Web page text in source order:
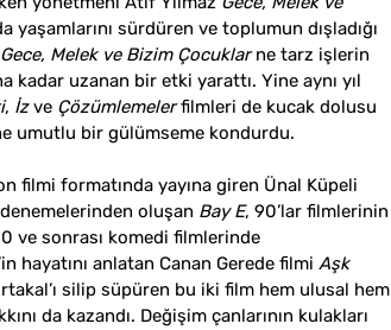
sürdüren ve toplumun dışladığı
Gece, Melek ve Bizim Çocuklar ne tarz işlerin
kadar uzanan bir etki yarattı. Yine aynı yıl
, İz ve Çözümlemeler filmleri de kucak dolusu
umutlu bir gülümseme kondurdu.
filmi formatında yayına giren Ünal Küpeli
oluşan Bay E, 90’lar filmlerinin
ve sonrası komedi filmlerinde
hayatını anlatan Canan Gerede filmi Aşk
silip süpüren bu iki film hem ulusal hem
da kazandı. Değişim çanlarının kulakları